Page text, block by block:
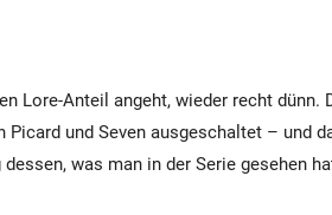
Lore-Anteil angeht, wieder recht
Picard und Seven ausgeschaltet – und
was man in der Serie gesehen